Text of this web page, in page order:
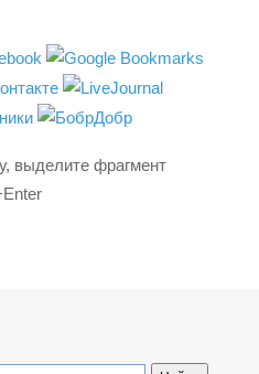
выделите фрагмент